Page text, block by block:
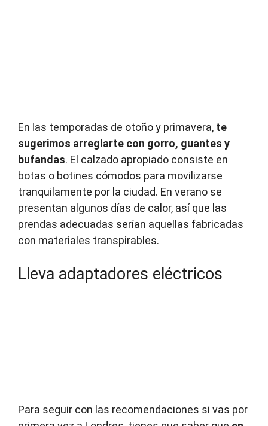
En las temporadas de otoño y primavera, te
sugerimos arreglarte con gorro, guantes y
bufandas. El calzado apropiado consiste en
botas o botines cómodos para movilizarse
tranquilamente por la ciudad. En verano se
presentan algunos días de calor, así que las
prendas adecuadas serían aquellas fabricadas
con materiales transpirables.
Lleva adaptadores eléctricos
Para seguir con las recomendaciones si vas por